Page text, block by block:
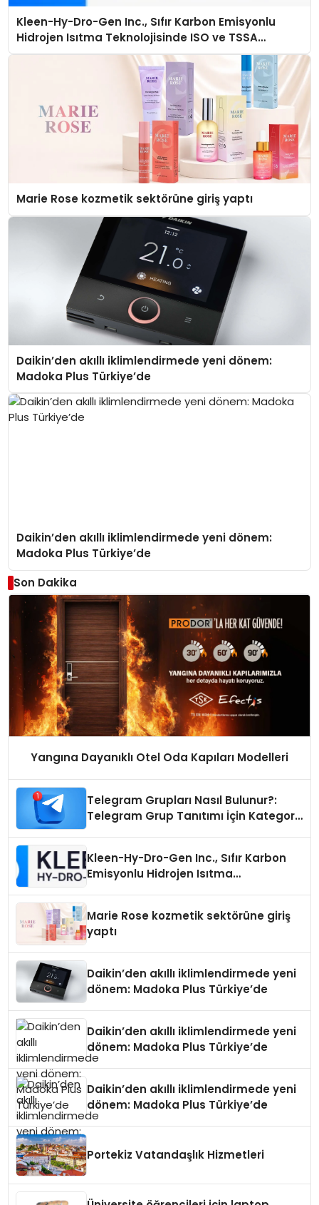
Kleen-Hy-Dro-Gen Inc., Sıfır Karbon Emisyonlu
Hidrojen Isıtma Teknolojisinde ISO ve TSSA
Düzenleyici Onaylarını Aldı
Marie Rose kozmetik sektörüne giriş yaptı
Daikin’den akıllı iklimlendirmede yeni dönem:
Madoka Plus Türkiye’de
Daikin’den akıllı iklimlendirmede yeni dönem:
Madoka Plus Türkiye’de
Son Dakika
Yangına Dayanıklı Otel Oda Kapıları Modelleri
Telegram Grupları Nasıl Bulunur?:
Telegram Grup Tanıtımı İçin Kategori
Kleen-Hy-Dro-Gen Inc., Sıfır Karbon
Emisyonlu Hidrojen Isıtma
Marie Rose kozmetik sektörüne giriş
yaptı
Daikin’den akıllı iklimlendirmede yeni
dönem: Madoka Plus Türkiye’de
Daikin’den akıllı iklimlendirmede yeni
dönem: Madoka Plus Türkiye’de
Daikin’den akıllı iklimlendirmede yeni
dönem: Madoka Plus Türkiye’de
Portekiz Vatandaşlık Hizmetleri